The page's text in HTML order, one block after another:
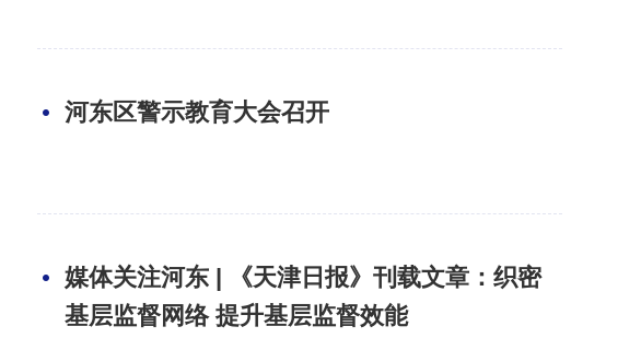
媒体关注河东 | 《天津日报》刊载文章：河东区纪委监委专项监督
河东区警示教育大会召开
媒体关注河东 | 《天津日报》刊载文章：织密
基层监督网络 提升基层监督效能